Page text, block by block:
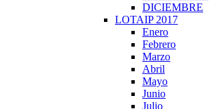
DICIEMBRE
LOTAIP 2017
Enero
Febrero
Marzo
Abril
Mayo
Junio
Julio